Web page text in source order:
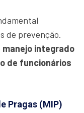
de prevenção.
manejo integrado
de funcionários
Pragas (MIP)